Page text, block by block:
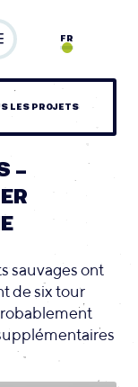
FR
LES PROJETS
–
sauvages ont
de six tour